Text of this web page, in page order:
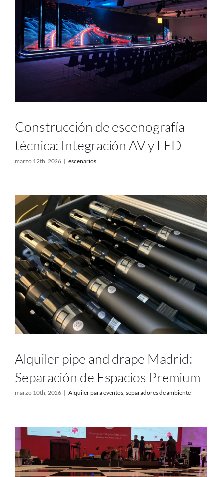
Construcción de escenografía
técnica: Integración AV y LED
marzo 12th, 2026 | escenarios
Alquiler pipe and drape Madrid:
Separación de Espacios Premium
marzo 10th, 2026 | Alquiler para eventos separadores de ambiente